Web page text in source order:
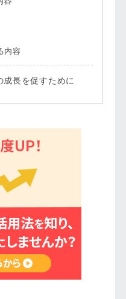
内容
長を促すために